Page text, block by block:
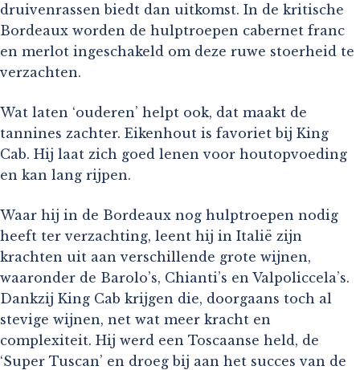
druivenrassen biedt dan uitkomst. In de kritische
Bordeaux worden de hulptroepen cabernet franc
en merlot ingeschakeld om deze ruwe stoerheid te
verzachten.
Wat laten ‘ouderen’ helpt ook, dat maakt de
tannines zachter. Eikenhout is favoriet bij King
Cab. Hij laat zich goed lenen voor houtopvoeding
en kan lang rijpen.
Waar hij in de Bordeaux nog hulptroepen nodig
heeft ter verzachting, leent hij in Italië zijn
krachten uit aan verschillende grote wijnen,
waaronder de Barolo’s, Chianti’s en Valpoliccela’s.
Dankzij King Cab krijgen die, doorgaans toch al
stevige wijnen, net wat meer kracht en
complexiteit. Hij werd een Toscaanse held, de
‘Super Tuscan’ en droeg bij aan het succes van de